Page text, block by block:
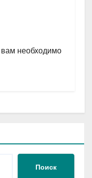
и необходимо
Поиск